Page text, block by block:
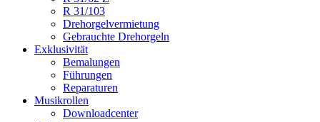
R 31/103
Drehorgelvermietung
Gebrauchte Drehorgeln
Exklusivität
Bemalungen
Führungen
Reparaturen
Musikrollen
Downloadcenter